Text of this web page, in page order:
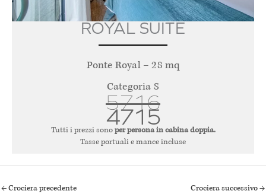
ROYAL SUITE
Ponte Royal – 28 mq
Categoria S
5716
4715
Tutti i prezzi sonoper persona in cabina doppia.
Tasse portuali e mance incluse
←Crociera precedente Crociera successivo→